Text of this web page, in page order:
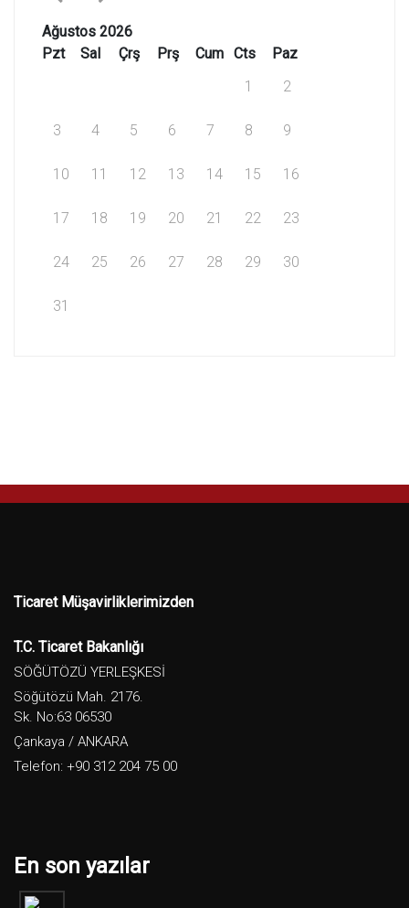
Ağustos 2026
Pzt
Sal Çrş Prş Cum Cts
Paz
1
2
3 4 5 6 7 8 9
10 11 12 13 14 15 16
17 18 19 20 21 22 23
24 25 26 27 28 29 30
31
Ticaret Müşavirliklerimizden
T.C. Ticaret Bakanlığı
SÖĞÜTÖZÜ YERLEŞKESİ
Söğütözü Mah. 2176.
Sk. No:63 06530
Çankaya / ANKARA
Telefon: +90 312 204 75 00
En son yazılar